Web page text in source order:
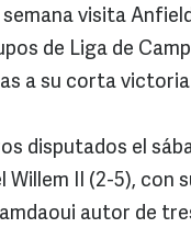
semana visita
de Liga de
a su corta
disputados el
Willem II (2-5), con
autor de